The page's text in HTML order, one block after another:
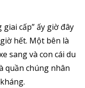
cấp” ấy giờ đây
hết. Một bên là
sang và con cái du
quần chúng nhân